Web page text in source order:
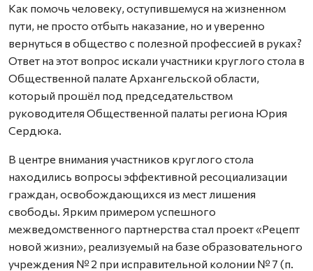
Как помочь человеку, оступившемуся на жизненном
пути, не просто отбыть наказание, но и уверенно
вернуться в общество с полезной профессией в руках?
Ответ на этот вопрос искали участники круглого стола в
Общественной палате Архангельской области,
который прошёл под председательством
руководителя Общественной палаты региона Юрия
Сердюка.
В центре внимания участников круглого стола
находились вопросы эффективной ресоциализации
граждан, освобождающихся из мест лишения
свободы. Ярким примером успешного
межведомственного партнерства стал проект «Рецепт
новой жизни», реализуемый на базе образовательного
учреждения № 2 при исправительной колонии № 7 (п.